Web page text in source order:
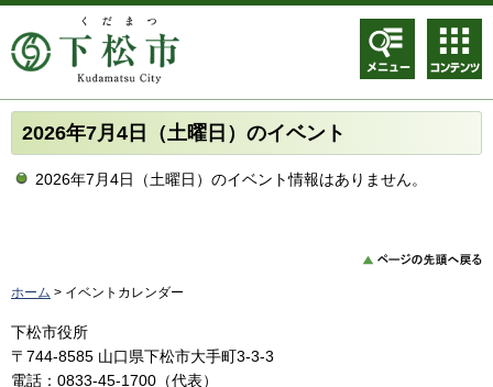
メニュ
ー
コンテ
ンツメ
ニュー
2026年7月4日（土曜日）のイベント
2026年7月4日（土曜日）のイベント情報はありません。
ホーム > イベントカレンダー
下松市役所
〒744-8585 山口県下松市大手町3-3-3
電話：0833-45-1700（代表）